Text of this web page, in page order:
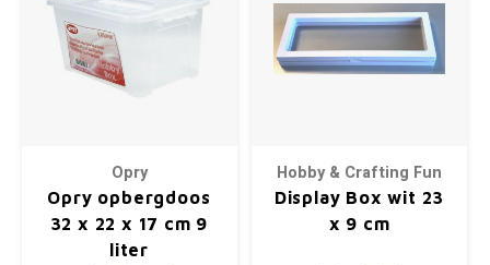
Opry
Opry opbergdoos
32 x 22 x 17 cm 9
liter
Hobby & Crafting Fun
Display Box wit 23
x 9 cm